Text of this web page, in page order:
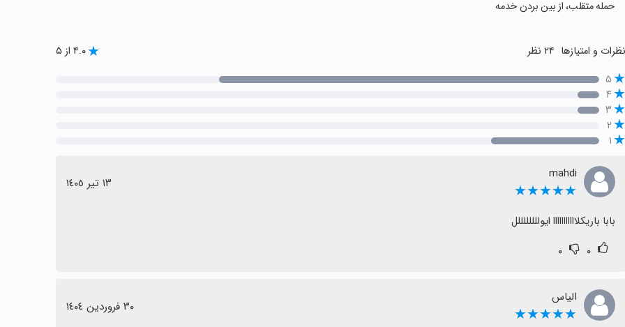
حمله متقلب، از بین بردن خدمه
نظرات و امتیازها ۴.۰ از ۵
۵
۴
۳
۲
۱
mahdi
★★★★★ ١٣ تیر ١٤٠٥
بابا باریکلااااااااااا ایوللللللللل
۰ ۰
الیاس
★★★★★ ٣٠ فروردین ١٤٠٤